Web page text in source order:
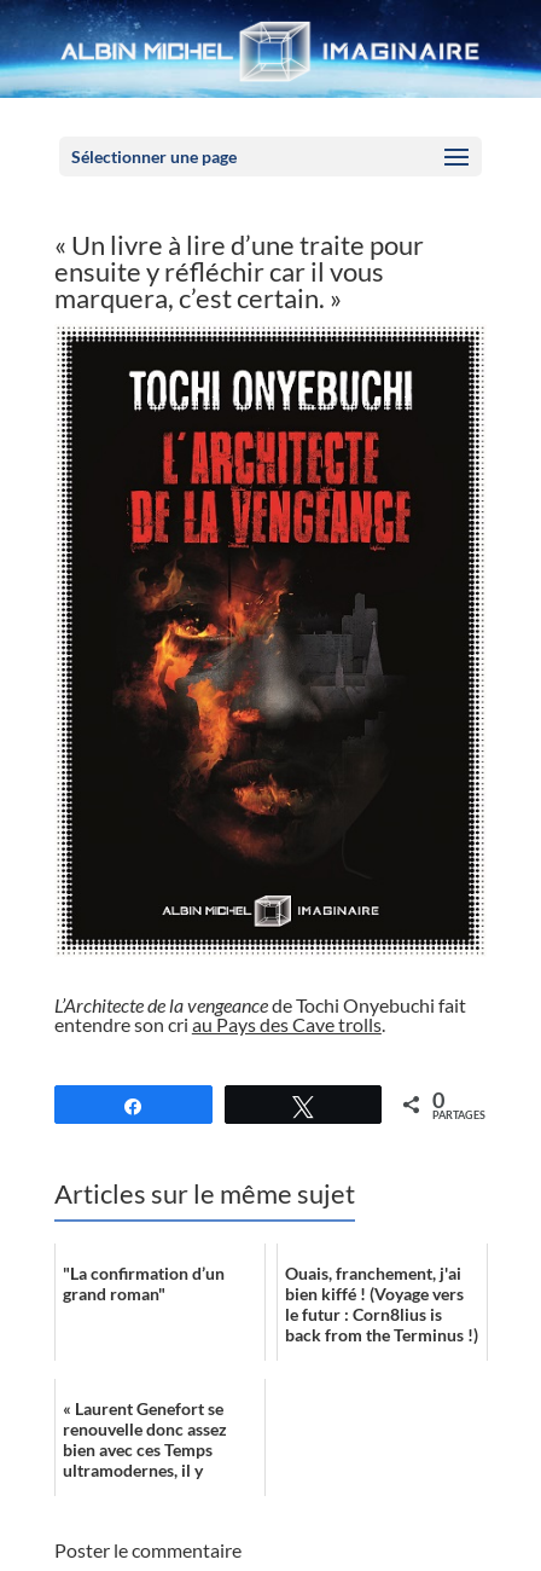
Sélectionner une page
« Un livre à lire d’une traite pour
ensuite y réfléchir car il vous
marquera, c’est certain. »
L’Architecte de la vengeancede Tochi Onyebuchi fait
entendre son cri au Pays des Cave trolls.
0
PARTAGES
Articles sur le même sujet
"La confirmation d’un
grand roman"
Ouais, franchement, j'ai
bien kiffé ! (Voyage vers
le futur : Corn8lius is
back from the Terminus !)
« Laurent Genefort se
renouvelle donc assez
bien avec ces Temps
ultramodernes, il y
n’est...
Poster le commentaire
Panneau de gestion des cookies